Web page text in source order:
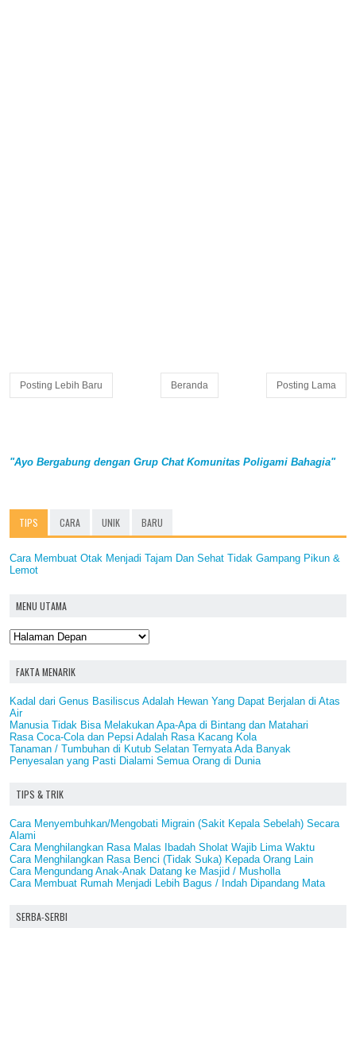
Posting Lebih Baru Posting Lama
Beranda
"Ayo Bergabung dengan Grup Chat Komunitas Poligami Bahagia"
TIPS CARA UNIK BARU
Cara Membuat Otak Menjadi Tajam Dan Sehat Tidak Gampang Pikun &
Lemot
MENU UTAMA
FAKTA MENARIK
Kadal dari Genus Basiliscus Adalah Hewan Yang Dapat Berjalan di Atas
Air
Manusia Tidak Bisa Melakukan Apa-Apa di Bintang dan Matahari
Rasa Coca-Cola dan Pepsi Adalah Rasa Kacang Kola
Tanaman / Tumbuhan di Kutub Selatan Ternyata Ada Banyak
Penyesalan yang Pasti Dialami Semua Orang di Dunia
TIPS & TRIK
Cara Menyembuhkan/Mengobati Migrain (Sakit Kepala Sebelah) Secara
Alami
Cara Menghilangkan Rasa Malas Ibadah Sholat Wajib Lima Waktu
Cara Menghilangkan Rasa Benci (Tidak Suka) Kepada Orang Lain
Cara Mengundang Anak-Anak Datang ke Masjid / Musholla
Cara Membuat Rumah Menjadi Lebih Bagus / Indah Dipandang Mata
SERBA-SERBI